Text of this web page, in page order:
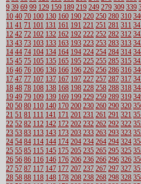
9 39 69 99 129 159 189 219 249 279 309 339
10 40 70 100 130 160 190 220 250 280 310
11 41 71 101 131 161 191 221 251 281 311
12 42 72 102 132 162 192 222 252 282 312
13 43 73 103 133 163 193 223 253 283 313
14 44 74 104 134 164 194 224 254 284 314
15 45 75 105 135 165 195 225 255 285 315
16 46 76 106 136 166 196 226 256 286 316
17 47 77 107 137 167 197 227 257 287 317
18 48 78 108 138 168 198 228 258 288 318
19 49 79 109 139 169 199 229 259 289 319
20 50 80 110 140 170 200 230 260 290 320
21 51 81 111 141 171 201 231 261 291 321
22 52 82 112 142 172 202 232 262 292 322
23 53 83 113 143 173 203 233 263 293 323
24 54 84 114 144 174 204 234 264 294 324
25 55 85 115 145 175 205 235 265 295 325
26 56 86 116 146 176 206 236 266 296 326
27 57 87 117 147 177 207 237 267 297 327
28 58 88 118 148 178 208 238 268 298 328